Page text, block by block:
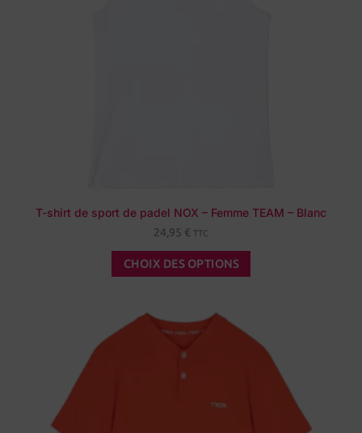
T-shirt de sport de padel NOX – Femme TEAM – Blanc
24,95 € TTC
CHOIX DES OPTIONS